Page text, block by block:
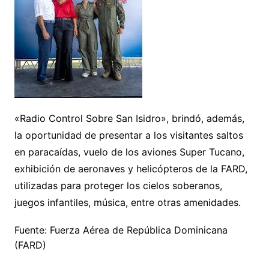
«Radio Control Sobre San Isidro», brindó, además,
la oportunidad de presentar a los visitantes saltos
en paracaídas, vuelo de los aviones Super Tucano,
exhibición de aeronaves y helicópteros de la FARD,
utilizadas para proteger los cielos soberanos,
juegos infantiles, música, entre otras amenidades.
Fuente: Fuerza Aérea de República Dominicana
(FARD)